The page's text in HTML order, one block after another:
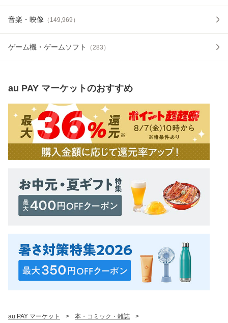
音楽・映像 （ 149,969 ）
ゲーム機・ゲームソフト （283 ）
au PAY マーケットのおすすめ
au PAY マーケット > 本・コミック・雑誌
>